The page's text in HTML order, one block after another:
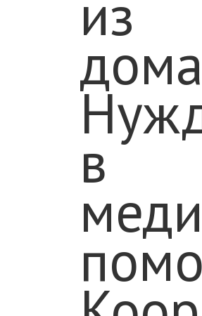
из
в